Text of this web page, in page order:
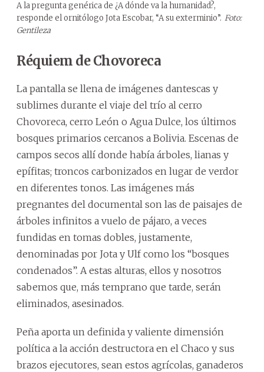
A la pregunta genérica de ¿A dónde va la humanidad?,
responde el ornitólogo Jota Escobar, “A su exterminio”. Foto:
Gentileza
Réquiem de Chovoreca
La pantalla se llena de imágenes dantescas y
sublimes durante el viaje del trío al cerro
Chovoreca, cerro León o Agua Dulce, los últimos
bosques primarios cercanos a Bolivia. Escenas de
campos secos allí donde había árboles, lianas y
epífitas; troncos carbonizados en lugar de verdor
en diferentes tonos. Las imágenes más
pregnantes del documental son las de paisajes de
árboles infinitos a vuelo de pájaro, a veces
fundidas en tomas dobles, justamente,
denominadas por Jota y Ulf como los “bosques
condenados”. A estas alturas, ellos y nosotros
sabemos que, más temprano que tarde, serán
eliminados, asesinados.
Peña aporta un definida y valiente dimensión
política a la acción destructora en el Chaco y sus
brazos ejecutores, sean estos agrícolas, ganaderos